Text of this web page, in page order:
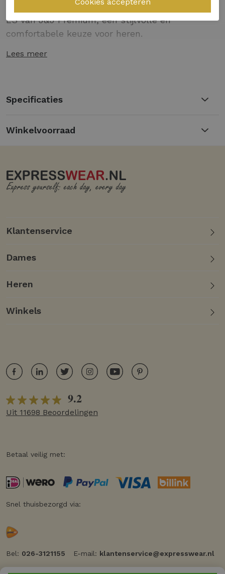
Maak kennis met de JPRBLUSANDRI KNIT POLO
LS van J&J Premium, een stijlvolle en
comfortabele keuze voor heren.
Hoogwaardige kwaliteit: gemaakt van
Elegante uitstraling: de donkerblauwe kleur
tijdens de koudere maanden.
Lees meer
Specificaties
Winkelvoorraad
Klantenservice
Dames
Heren
Winkels
9.2
Uit 11698 Beoordelingen
Betaal veilig met:
Snel thuisbezorgd via:
Bel: 026-3121155 E-mail: klantenservice@expresswear.nl